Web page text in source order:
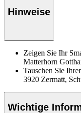
Hinweise
Zeigen Sie Ihr
Matterhorn
Tauschen Sie
3920 Zermatt,
Wichtige